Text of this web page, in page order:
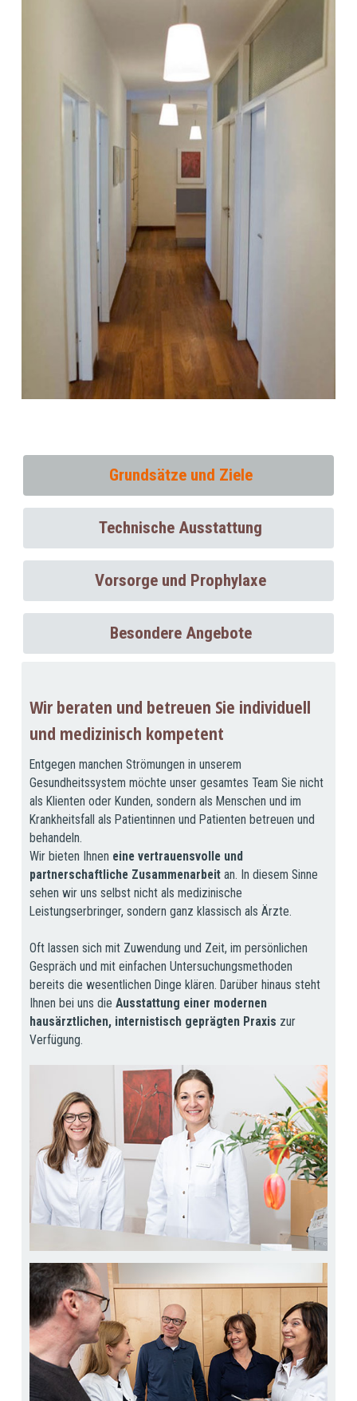
Grundsätze und Ziele
Technische Ausstattung
Vorsorge und Prophylaxe
Besondere Angebote
Wir beraten und betreuen Sie individuell
und medizinisch kompetent
Entgegen manchen Strömungen in unserem
Gesundheitssystem möchte unser gesamtes Team Sie nicht
als Klienten oder Kunden, sondern als Menschen und im
Krankheitsfall als Patientinnen und Patienten betreuen und
behandeln.
Wir bieten Ihnen eine vertrauensvolle und
partnerschaftliche Zusammenarbeit an. In diesem Sinne
sehen wir uns selbst nicht als medizinische
Leistungserbringer, sondern ganz klassisch als Ärzte.
Oft lassen sich mit Zuwendung und Zeit, im persönlichen
Gespräch und mit einfachen Untersuchungsmethoden
bereits die wesentlichen Dinge klären. Darüber hinaus steht
Ihnen bei uns die Ausstattung einer modernen
hausärztlichen, internistisch geprägten Praxis zur
Verfügung.